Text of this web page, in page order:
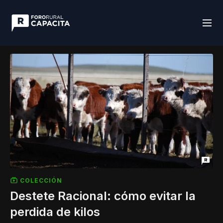
COLECCIÓN
Destete Racional: cómo evitar la
perdida de kilos